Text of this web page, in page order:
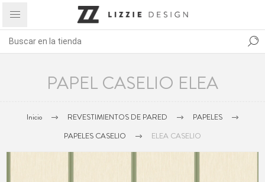
PAPEL CASELIO ELEA
Inicio REVESTIMIENTOS DE PARED
PAPELES
PAPELES CASELIO
ELEA CASELIO